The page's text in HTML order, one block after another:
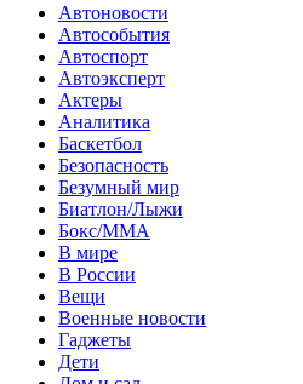
Автоновости
Автособытия
Автоспорт
Автоэксперт
Актеры
Аналитика
Баскетбол
Безопасность
Безумный мир
Биатлон/Лыжи
Бокс/MMA
В мире
В России
Вещи
Военные новости
Гаджеты
Дети